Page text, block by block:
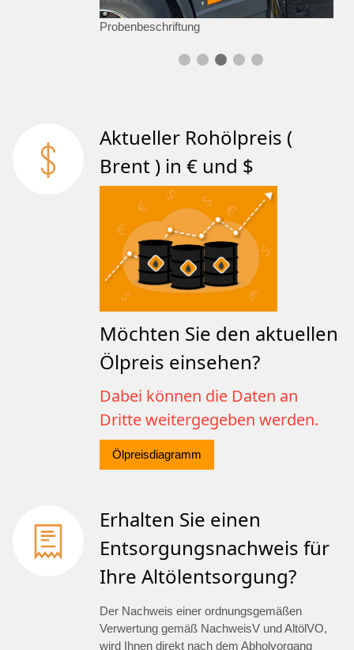
Probenbeschriftung
Aktueller Rohölpreis (
Brent ) in € und $
Möchten Sie den aktuellen
Ölpreis einsehen?
Dabei können die Daten an
Dritte weitergegeben werden.
Ölpreisdiagramm
Erhalten Sie einen
Entsorgungsnachweis für
Ihre Altölentsorgung?
Der Nachweis einer ordnungsgemäßen
Verwertung gemäß NachweisV und AltölVO,
wird Ihnen direkt nach dem Abholvorgang